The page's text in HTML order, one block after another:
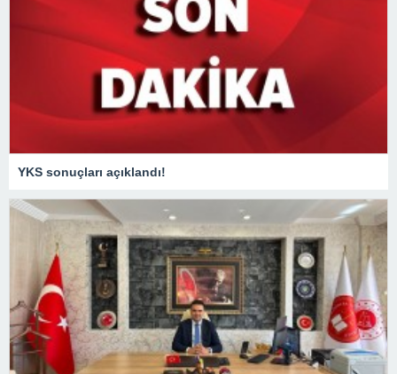
YKS sonuçları açıklandı!